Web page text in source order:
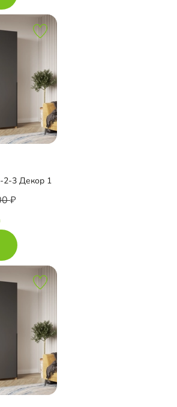
2-3 Декор 1